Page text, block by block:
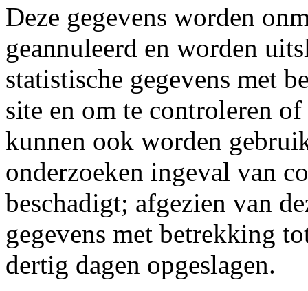
Deze gegevens worden
geannuleerd en worden
statistische gegevens met
site en om te controleren
kunnen ook worden
onderzoeken ingeval van
beschadigt; afgezien van
gegevens met betrekking
dertig dagen opgeslagen.